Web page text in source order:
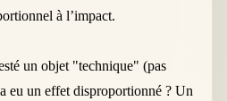
à l’impact.
un objet "technique" (pas
eu un effet disproportionné ? Un